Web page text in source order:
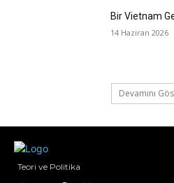
Bir Vietnam
14 Haziran 2026
Devamını
Teori ve Politika